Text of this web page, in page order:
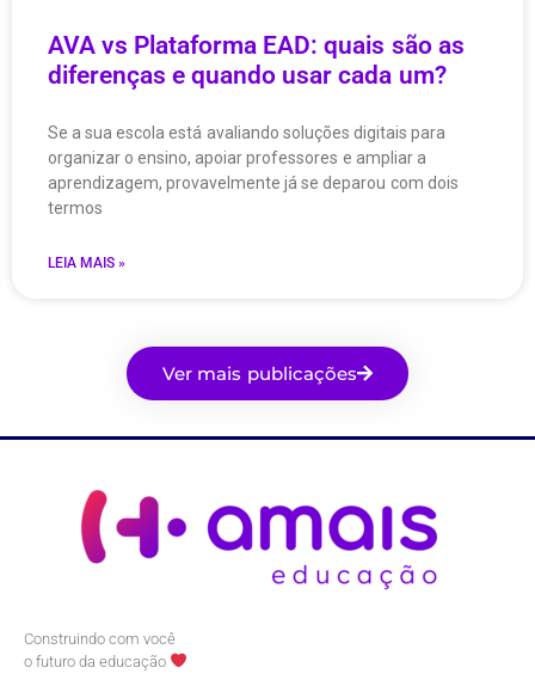
AVA vs Plataforma EAD: quais são as
diferenças e quando usar cada um?
Se a sua escola está avaliando soluções digitais para
organizar o ensino, apoiar professores e ampliar a
aprendizagem, provavelmente já se deparou com dois
termos
LEIA MAIS »
Ver mais publicações
Construindo com você
o futuro da educação